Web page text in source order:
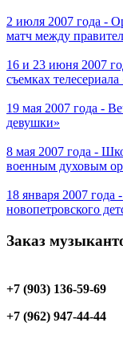
2 июля 2007 года -
матч между
16 и 23 июня 2007
съемках
19 мая 2007 года -
девушки»
8 мая 2007 года -
военным духовым
18 января 2007 года
новопетровского
Заказ
+7 (903) 136-59-69
+7 (962) 947-44-44